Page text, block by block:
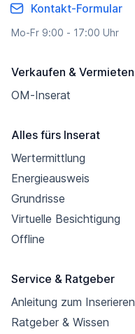
Kontakt-Formular
Mo-Fr 9:00 - 17:00 Uhr
Verkaufen & Vermieten
OM-Inserat
Alles fürs Inserat
Wertermittlung
Energieausweis
Grundrisse
Virtuelle Besichtigung
Offline
Service & Ratgeber
Anleitung zum Inserieren
Ratgeber & Wissen